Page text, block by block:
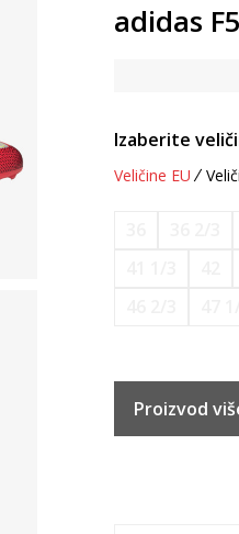
adidas
Izaberite
Veličine EU
Proizvod